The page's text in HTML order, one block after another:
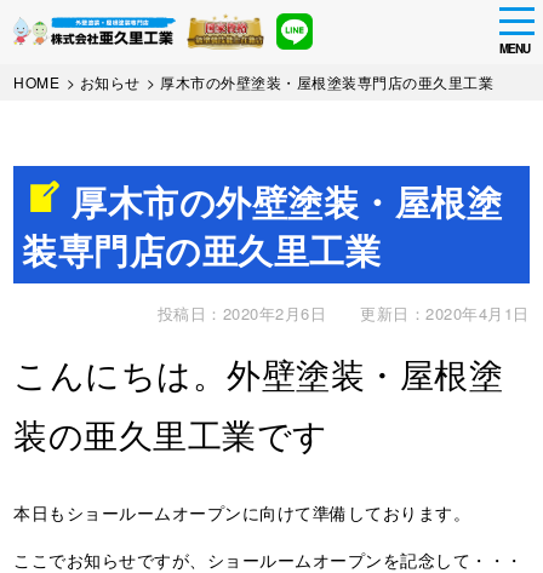
Skip
MENU
HOME > お知らせ > 厚木市の外壁塗装・屋根塗装専門店の亜久里工業
厚木市の外壁塗装・屋根塗
装専門店の亜久里工業
投稿日：2020年2月6日 更新日：2020年4月1日
こんにちは。外壁塗装・屋根塗
装の亜久里工業です
本日もショールームオープンに向けて準備しております。
ここでお知らせですが、ショールームオープンを記念して・・・